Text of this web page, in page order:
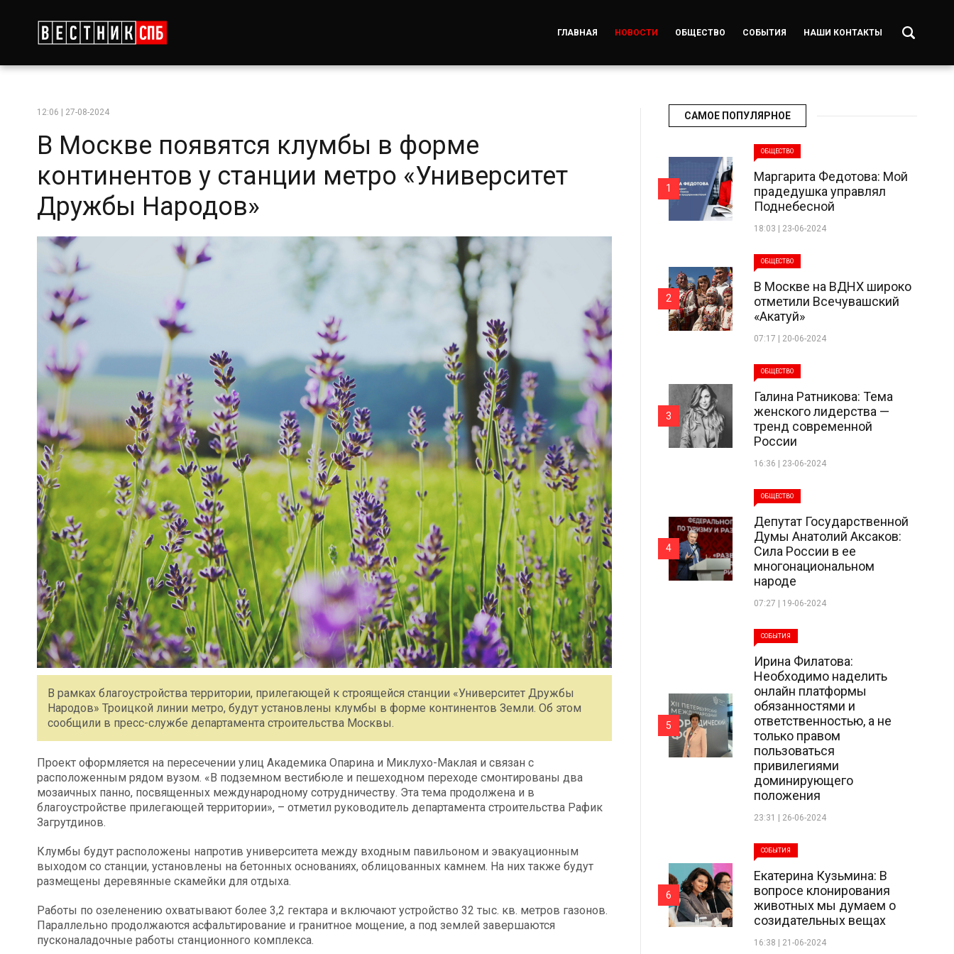
ГЛАВНАЯ НОВОСТИ ОБЩЕСТВО СОБЫТИЯ НАШИ КОНТАКТЫ
12:06 | 27-08-2024
В Москве появятся клумбы в форме
континентов у станции метро «Университет
Дружбы Народов»
В рамках благоустройства территории, прилегающей к строящейся станции «Университет Дружбы
Народов» Троицкой линии метро, будут установлены клумбы в форме континентов Земли. Об этом
сообщили в пресс-службе департамента строительства Москвы.
Проект оформляется на пересечении улиц Академика Опарина и Миклухо-Маклая и связан с
расположенным рядом вузом. «В подземном вестибюле и пешеходном переходе смонтированы два
мозаичных панно, посвященных международному сотрудничеству. Эта тема продолжена и в
благоустройстве прилегающей территории», – отметил руководитель департамента строительства Рафик
Загрутдинов.
Клумбы будут расположены напротив университета между входным павильоном и эвакуационным
выходом со станции, установлены на бетонных основаниях, облицованных камнем. На них также будут
размещены деревянные скамейки для отдыха.
Работы по озеленению охватывают более 3,2 гектара и включают устройство 32 тыс. кв. метров газонов.
Параллельно продолжаются асфальтирование и гранитное мощение, а под землей завершаются
пусконаладочные работы станционного комплекса.
САМОЕ ПОПУЛЯРНОЕ
ОБЩЕСТВО
Маргарита Федотова: Мой
прадедушка управлял
Поднебесной
18:03 | 23-06-2024
1
ОБЩЕСТВО
В Москве на ВДНХ широко
отметили Всечувашский
«Акатуй»
07:17 | 20-06-2024
2
ОБЩЕСТВО
Галина Ратникова: Тема
женского лидерства —
тренд современной
России
16:36 | 23-06-2024
3
ОБЩЕСТВО
Депутат Государственной
Думы Анатолий Аксаков:
Сила России в ее
многонациональном
народе
07:27 | 19-06-2024
4
СОБЫТИЯ
Ирина Филатова:
Необходимо наделить
онлайн платформы
обязанностями и
ответственностью, а не
только правом
пользоваться
привилегиями
доминирующего
положения
23:31 | 26-06-2024
5
СОБЫТИЯ
Екатерина Кузьмина: В
вопросе клонирования
животных мы думаем о
созидательных вещах
16:38 | 21-06-2024
6